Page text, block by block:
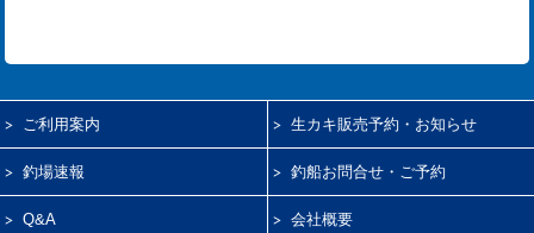
ご利用案内 生カキ販売予約・お知らせ
釣場速報 釣船お問合せ・ご予約
Q&A 会社概要